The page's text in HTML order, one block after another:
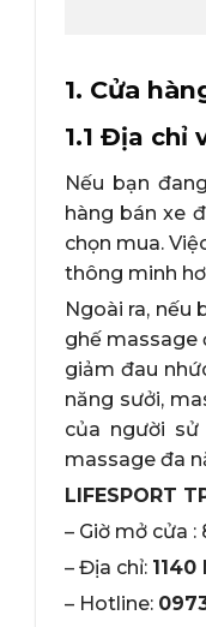
1. Cửa
1.1 Địa chỉ
Nếu bạn
hàng bán xe
chọn mua.
thông minh
Ngoài ra,
ghế massage
giảm đau
năng sưởi,
của người
massage đa
LIFESPORT
– Giờ mở cửa
– Địa chỉ:
– Hotline: